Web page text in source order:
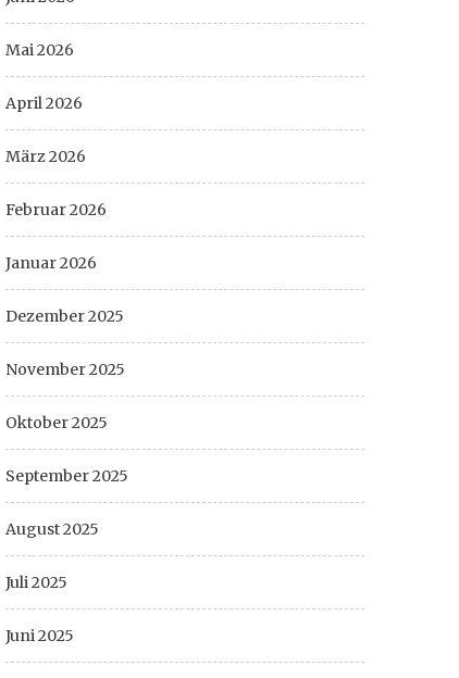
Mai 2026
April 2026
März 2026
Februar 2026
Januar 2026
Dezember 2025
November 2025
Oktober 2025
September 2025
August 2025
Juli 2025
Juni 2025